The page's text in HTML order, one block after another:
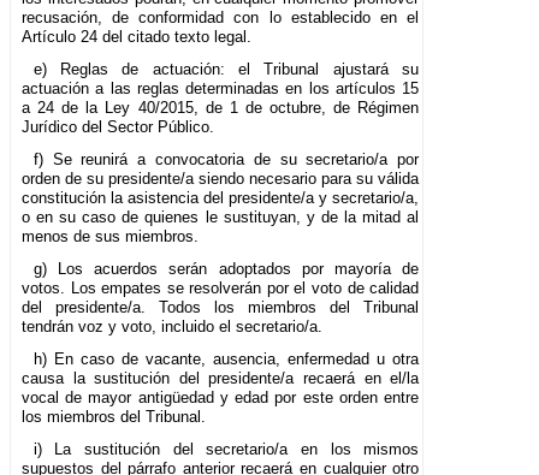
recusación, de conformidad con lo establecido en el
Artículo 24 del citado texto legal.
e) Reglas de actuación: el Tribunal ajustará su
actuación a las reglas determinadas en los artículos 15
a 24 de la Ley 40/2015, de 1 de octubre, de Régimen
Jurídico del Sector Público.
f) Se reunirá a convocatoria de su secretario/a por
orden de su presidente/a siendo necesario para su válida
constitución la asistencia del presidente/a y secretario/a,
o en su caso de quienes le sustituyan, y de la mitad al
menos de sus miembros.
g) Los acuerdos serán adoptados por mayoría de
votos. Los empates se resolverán por el voto de calidad
del presidente/a. Todos los miembros del Tribunal
tendrán voz y voto, incluido el secretario/a.
h) En caso de vacante, ausencia, enfermedad u otra
causa la sustitución del presidente/a recaerá en el/la
vocal de mayor antigüedad y edad por este orden entre
los miembros del Tribunal.
i) La sustitución del secretario/a en los mismos
supuestos del párrafo anterior recaerá en cualquier otro